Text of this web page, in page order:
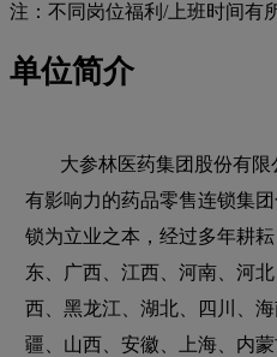
注：不同岗位福利/上班时间有
单位简介
大参林医药集团股份有
有影响力的药品零售连锁集
锁为立业之本，经过多年耕
东、广西、江西、河南、河
西、黑龙江、湖北、四川、
疆、山西、安徽、上海、内